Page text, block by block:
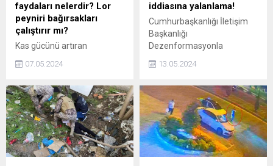
faydaları nelerdir? Lor
peyniri bağırsakları
çalıştırır mı?
Kas gücünü artıran
peynir aynı zamanda
Protein bakımından oldukça
zengin olan lor peyniri kas
takviyesi de yapıyor. Peki lor
peyniri her gün yenir mi,
nasıl tüketilir?
07.05.2024
iddiasına yalanlama!
Cumhurbaşkanlığı İletişim
Başkanlığı
Dezenformasyonla
Ankara Milletvekili Kürşad
açıklama yaptı.
13.05.2024